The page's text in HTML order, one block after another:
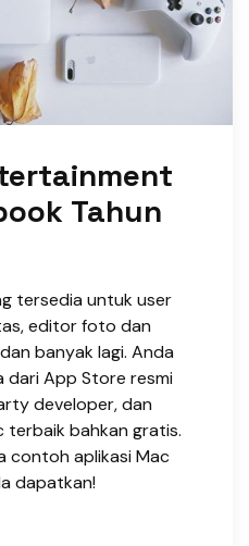
Tahun
tersedia untuk user
editor foto dan
banyak lagi. Anda
App Store resmi
developer, dan
terbaik bahkan gratis.
contoh aplikasi Mac
dapatkan!